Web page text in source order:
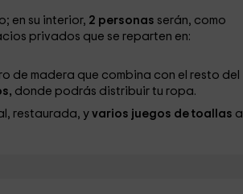
en su interior, 2 personas serán, como
privados que se reparten en:
de madera que combina con el resto del
donde podrás distribuir tu ropa.
restaurada, yvarios juegos de toallas a